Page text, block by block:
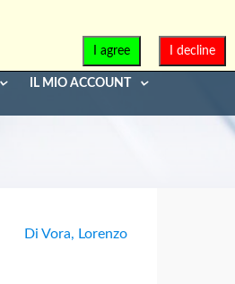
+39-090-8931952
IL MIO ACCOUNT
Di Vora, Lorenzo
I decline
I agree